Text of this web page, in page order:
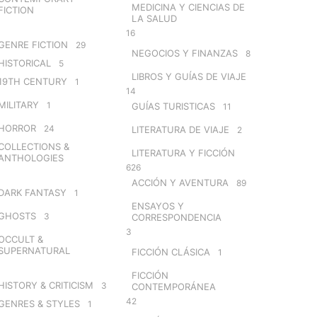
FICTION 29
5
CENTURY 1
1
24
&
FANTASY 1
3
&
& CRITICISM 3
& STYLES 1
MEDICINA Y CIENCIAS DE
LA SALUD
16
NEGOCIOS Y FINANZAS 8
LIBROS Y GUÍAS DE VIAJE
14
GUÍAS TURISTICAS 11
LITERATURA DE VIAJE 2
LITERATURA Y FICCIÓN
626
ACCIÓN Y AVENTURA 89
ENSAYOS Y
CORRESPONDENCIA
3
FICCIÓN CLÁSICA 1
FICCIÓN
CONTEMPORÁNEA
42